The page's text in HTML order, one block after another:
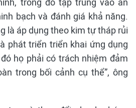
trong đó tập trung vào an
bạch và đánh giá khả năng.
là áp dụng theo kim tự tháp rủi
phát triển triển khai ứng dụng
họ phải có trách nhiệm đảm
trong bối cảnh cụ thể”, ông